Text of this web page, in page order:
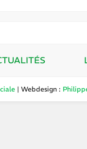
| Webdesign :